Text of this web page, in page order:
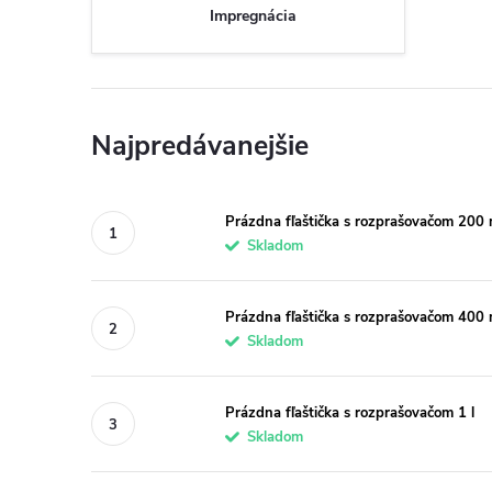
Impregnácia
Najpredávanejšie
Prázdna fľaštička s rozprašovačom 200
Skladom
Prázdna fľaštička s rozprašovačom 400
Skladom
Prázdna fľaštička s rozprašovačom 1 l
Skladom